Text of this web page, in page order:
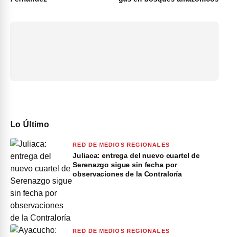
Lo Último
RED DE MEDIOS REGIONALES
Juliaca: entrega del nuevo cuartel de
Serenazgo sigue sin fecha por
observaciones de la Contraloría
RED DE MEDIOS REGIONALES